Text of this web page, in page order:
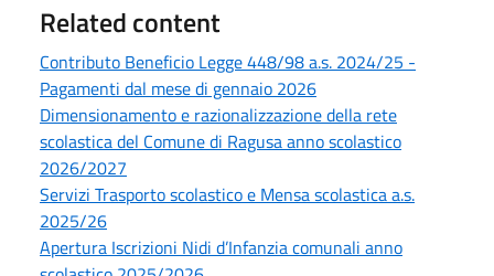
Related content
Contributo Beneficio Legge 448/98 a.s. 2024/25 -
Pagamenti dal mese di gennaio 2026
Dimensionamento e razionalizzazione della rete
scolastica del Comune di Ragusa anno scolastico
2026/2027
Servizi Trasporto scolastico e Mensa scolastica a.s.
2025/26
Apertura Iscrizioni Nidi d’Infanzia comunali anno